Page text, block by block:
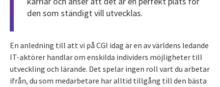
den som ständigt vill utvecklas.
En anledning till att vi på CGI idag är en av världens ledande
IT-aktörer handlar om enskilda individers möjligheter till
utveckling och lärande. Det spelar ingen roll vart du arbetar
ifrån, du som medarbetare har alltid tillgång till den bästa